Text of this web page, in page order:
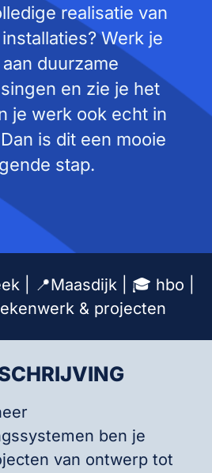
realisatie van
Werk je
duurzame
en zie je het
je werk ook echt in
is dit een mooie
stap.
| 📍Maasdijk | 🎓 hbo |
& projecten
ben je
van ontwerp tot